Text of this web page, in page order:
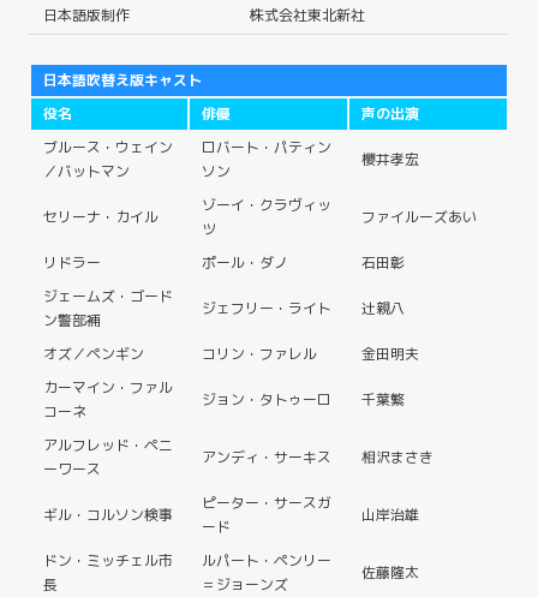
日本語版制作
株式会社東北新社
日本語吹替え版キャスト
役名
俳優
声の出演
ブルース・ウェイン
／バットマン
ロバート・パティン
ソン
櫻井孝宏
セリーナ・カイル
ゾーイ・クラヴィッ
ツ
ファイルーズあい
リドラー ポール・ダノ
石田彰
ジェームズ・ゴード
ン警部補
ジェフリー・ライト 辻󠄀親八
オズ／ペンギン コリン・ファレル
金田明夫
カーマイン・ファル
コーネ
ジョン・タトゥーロ 千葉繁
アルフレッド・ペニ
ーワース
アンディ・サーキス 相沢まさき
ギル・コルソン検事
ピーター・サースガ
ード
山岸治雄
ドン・ミッチェル市
長
ルパート・ペンリー
＝ジョーンズ
佐藤隆太